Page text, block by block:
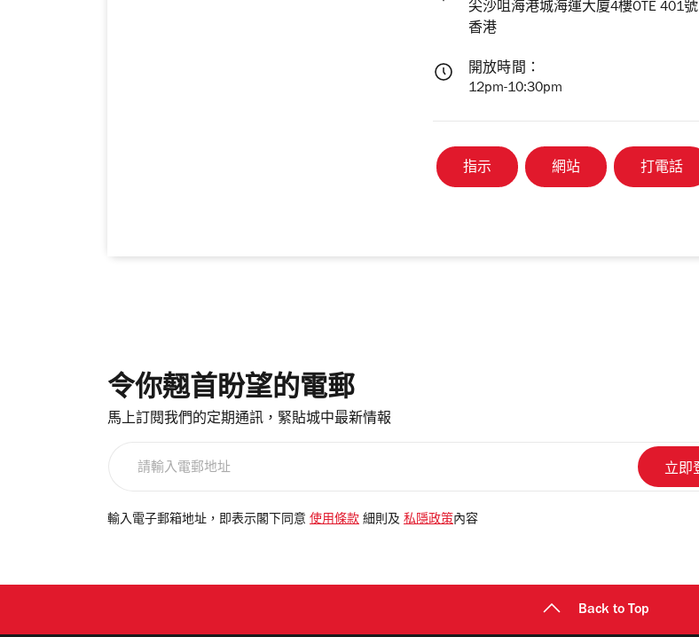
尖沙咀海港城海運大廈4樓OTE 401號
香港
開放時間：
12pm-10:30pm
指示 網站 打電話
令你翹首盼望的電郵
馬上訂閱我們的定期通訊，緊貼城中最新情報
電
輸入電子郵箱地址，即表示閣下同意 使用條款 細則及 私隱政策 內容
Back to Top